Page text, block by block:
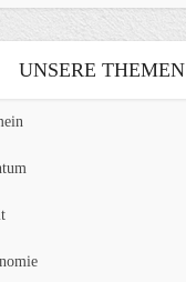
UNSERE THEMEN